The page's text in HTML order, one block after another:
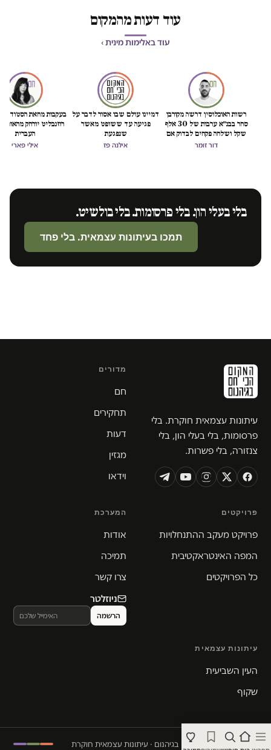
עוד דעות מהמקום
עוד באלימות מינית ›
רשות האוכלוסין דרשה מקורבן
סחר בבנ״א ערבות של 30 אלף
שקל ושלחה פקחים לבדוק אם
"חזרה לזנות"
דור זומר
דמיינו עולם שבו אסור לדבר על
פגיעה עד ששופט מאשר
שנפגעת
אילנה פז
בעקבות מחאת
רוזנבליט יורחק
העברית
אילי פארי
בלי בעלי הון. בלי פרסומות. בלי בולשיט.
תמכו בעיתונות עצמאית. בלי פחד
עיתונות עצמאית חוקרת. בלי
פרסומות, בלי בעלי הון, בלי
צנזורה, בלי פשרות.
מדורים
חם
תחקירים
דעות
מגזין
וידאו
פרויקטים
פרויקט מעקב ההתנחלויות
המפה האינטראקטיבית
כל הפרויקטים
המערכת
אודות
תמיכה
צרו קשר
ניוזלטר
עיתונות עצמאית
העין השביעית
שקוף
© 2026 המקום הכי חם בגיהנום · עיתונות עצמאית חוקרת